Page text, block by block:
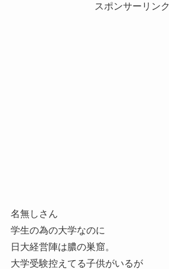
スポンサーリンク
名無しさん
学生の為の大学なのに
日大経営陣は膿の巣窟。
大学受験控えてる子供がいるが